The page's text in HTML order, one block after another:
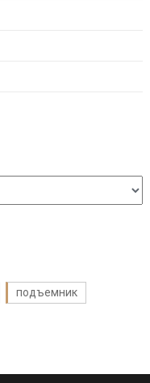
подъемник